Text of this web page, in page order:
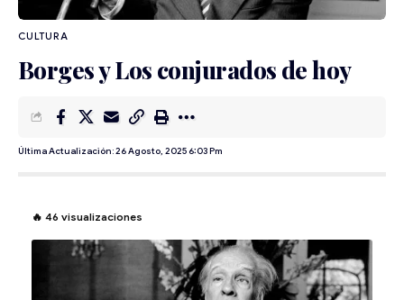
CULTURA
Borges y Los conjurados de hoy
Última Actualización: 26 Agosto, 2025 6:03 Pm
🔥 46 visualizaciones